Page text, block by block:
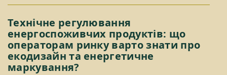
Технічне регулювання
енергоспоживчих продуктів: що
операторам ринку варто знати про
екодизайн та енергетичне
маркування?